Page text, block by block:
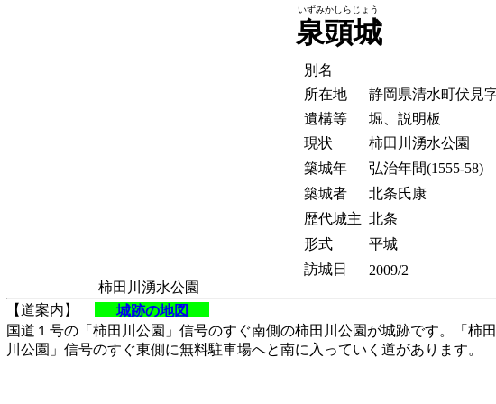
泉頭城
【道案内】
城跡の地図
国道１号の「柿田川公園」信号のすぐ南側の柿田川公園が城跡です。「柿田
川公園」信号のすぐ東側に無料駐車場へと南に入っていく道があります。
別名
所在地
静岡県清水町伏見
遺構等
堀、説明板
現状
柿田川湧水公園
築城年
弘治年間(1555-58)
築城者
北条氏康
歴代城主 北条
形式
平城
訪城日
2009/2
いずみかしらじょう
柿田川湧水公園